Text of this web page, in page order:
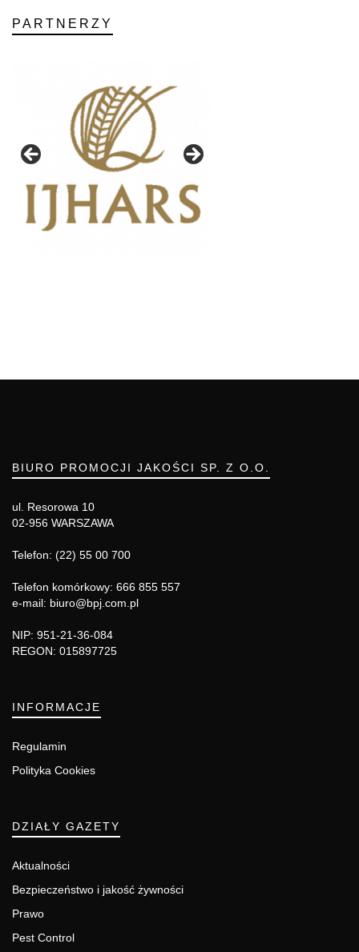
PARTNERZY
BIURO PROMOCJI JAKOŚCI SP. Z O.O.
ul. Resorowa 10
02-956 WARSZAWA
Telefon: (22) 55 00 700
Telefon komórkowy: 666 855 557
e-mail: biuro@bpj.com.pl
NIP: 951-21-36-084
REGON: 015897725
INFORMACJE
Regulamin
Polityka Cookies
DZIAŁY GAZETY
Aktualności
Bezpieczeństwo i jakość żywności
Prawo
Pest Control